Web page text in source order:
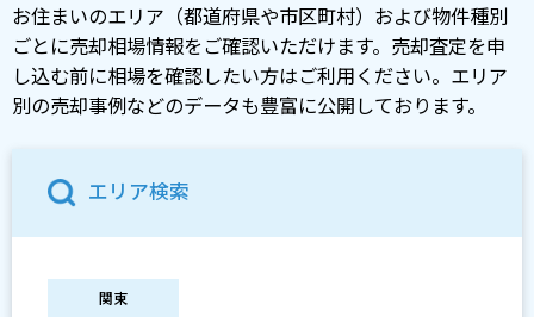
お住まいのエリア（都道府県や市区町村）および物件種別
ごとに売却相場情報をご確認いただけます。売却査定を申
し込む前に相場を確認したい方はご利用ください。エリア
別の売却事例などのデータも豊富に公開しております。
エリア検索
関東